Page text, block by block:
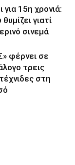
15η χρονιά:
γιατί
σινεμά
φέρνει σε
τρεις
στη